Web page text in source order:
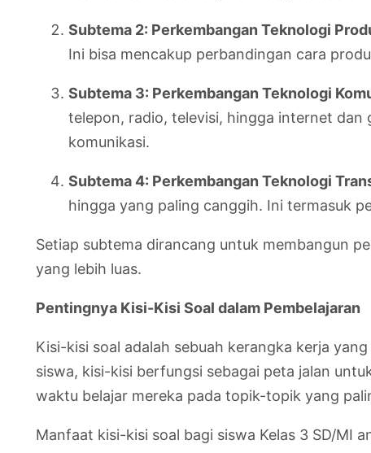
Subtema 2: Perkembangan Teknologi
Ini bisa mencakup perbandingan cara
Subtema 3: Perkembangan Teknologi
telepon, radio, televisi, hingga internet
komunikasi.
Subtema 4: Perkembangan Teknologi
hingga yang paling canggih. Ini termasuk
Setiap subtema dirancang untuk membangun
yang lebih luas.
Pentingnya Kisi-Kisi Soal dalam Pembelajaran
Kisi-kisi soal adalah sebuah kerangka kerja
siswa, kisi-kisi berfungsi sebagai peta jalan
waktu belajar mereka pada topik-topik yang
Manfaat kisi-kisi soal bagi siswa Kelas 3 SD/MI